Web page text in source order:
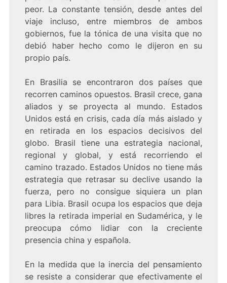
peor. La constante tensión, desde antes del
viaje incluso, entre miembros de ambos
gobiernos, fue la tónica de una visita que no
debió haber hecho como le dijeron en su
propio país.
En Brasilia se encontraron dos países que
recorren caminos opuestos. Brasil crece, gana
aliados y se proyecta al mundo. Estados
Unidos está en crisis, cada día más aislado y
en retirada en los espacios decisivos del
globo. Brasil tiene una estrategia nacional,
regional y global, y está recorriendo el
camino trazado. Estados Unidos no tiene más
estrategia que retrasar su declive usando la
fuerza, pero no consigue siquiera un plan
para Libia. Brasil ocupa los espacios que deja
libres la retirada imperial en Sudamérica, y le
preocupa cómo lidiar con la creciente
presencia china y española.
En la medida que la inercia del pensamiento
se resiste a considerar que efectivamente el